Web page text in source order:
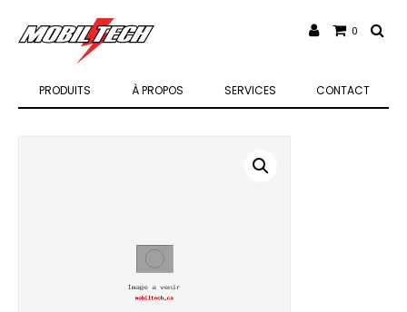
PRODUITS À PROPOS SERVICES CONTACT
0